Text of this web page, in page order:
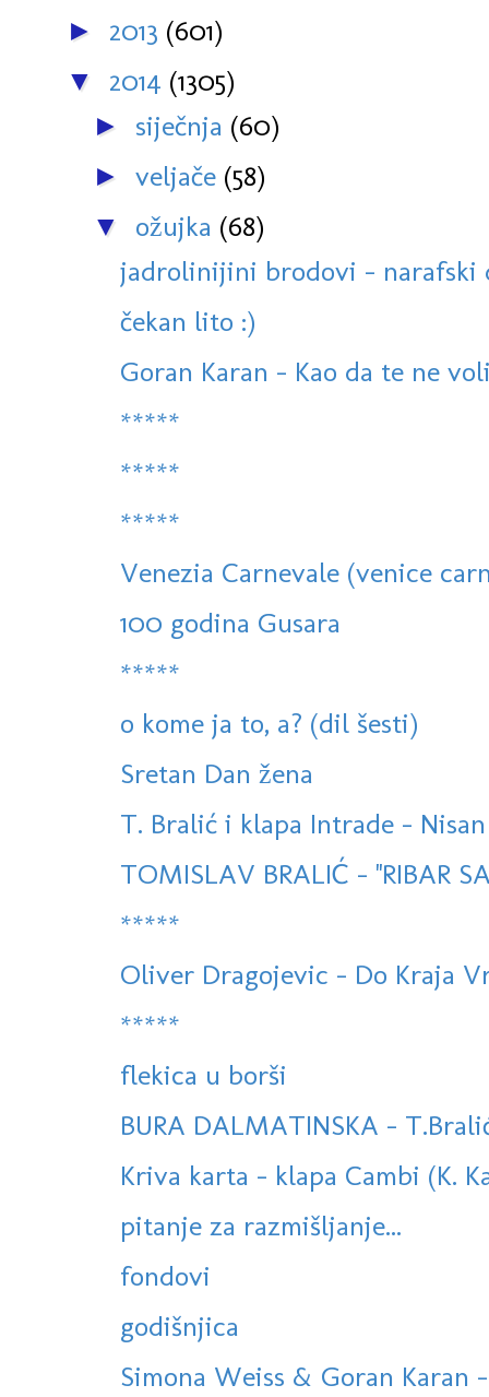
► 2013 (601)
▼ 2014 (1305)
► siječnja (60)
► veljače (58)
▼ ožujka (68)
jadrolinijini brodovi - narafski
čekan lito :)
Goran Karan - Kao da te ne
*****
*****
*****
Venezia Carnevale (venice
100 godina Gusara
*****
o kome ja to, a? (dil šesti)
Sretan Dan žena
T. Bralić i klapa Intrade -
TOMISLAV BRALIĆ - ''RIBAR
*****
Oliver Dragojevic - Do Kraja
*****
flekica u borši
BURA DALMATINSKA -
Kriva karta - klapa Cambi (K.
pitanje za razmišljanje...
fondovi
godišnjica
Simona Weiss & Goran